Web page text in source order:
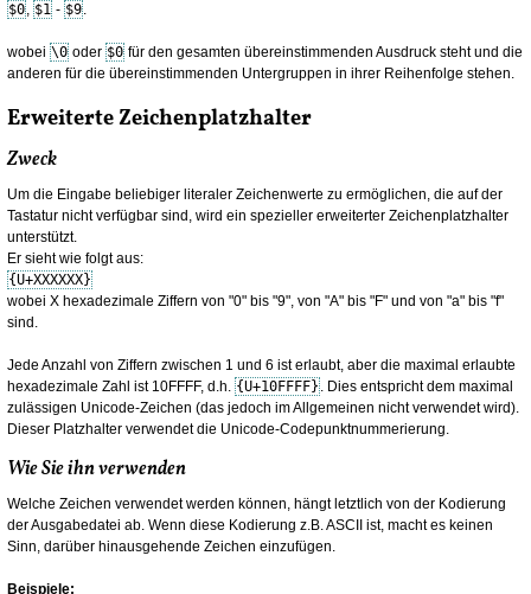
$0, $1 - $9.
wobei \0 oder $0 für den gesamten übereinstimmenden Ausdruck steht und die
anderen für die übereinstimmenden Untergruppen in ihrer Reihenfolge stehen.
Erweiterte Zeichenplatzhalter
Zweck
Um die Eingabe beliebiger literaler Zeichenwerte zu ermöglichen, die auf der
Tastatur nicht verfügbar sind, wird ein spezieller erweiterter Zeichenplatzhalter
unterstützt.
Er sieht wie folgt aus:
{U+XXXXXX}
wobei X hexadezimale Ziffern von "0" bis "9", von "A" bis "F" und von "a" bis "f"
sind.
Jede Anzahl von Ziffern zwischen 1 und 6 ist erlaubt, aber die maximal erlaubte
hexadezimale Zahl ist 10FFFF, d.h. {U+10FFFF} . Dies entspricht dem maximal
zulässigen Unicode-Zeichen (das jedoch im Allgemeinen nicht verwendet wird).
Dieser Platzhalter verwendet die Unicode-Codepunktnummerierung.
Wie Sie ihn verwenden
Welche Zeichen verwendet werden können, hängt letztlich von der Kodierung
der Ausgabedatei ab. Wenn diese Kodierung z.B. ASCII ist, macht es keinen
Sinn, darüber hinausgehende Zeichen einzufügen.
Beispiele: